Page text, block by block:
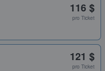
116 $
pro Ticket
121 $
pro Ticket